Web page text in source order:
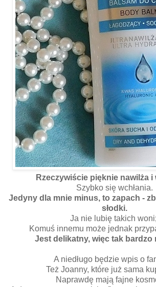
Rzeczywiście pięknie nawilża i
Szybko się wchłania.
Jedyny dla mnie minus, to zapach -
słodki.
Ja nie lubię takich
Komuś innemu może jednak
Jest delikatny, więc tak bardzo
A niedługo będzie wpis o
Też Joanny, które już sama
Naprawdę mają fajne